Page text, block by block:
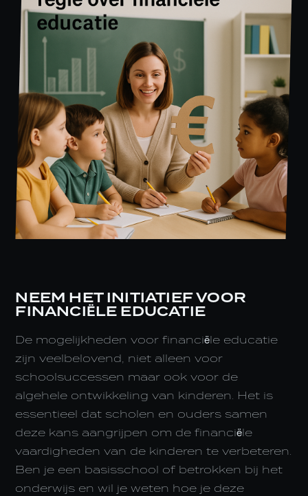
NEEM HET INITIATIEF VOOR
FINANCIËLE EDUCATIE
De mogelijkheden voor financiële educatie
zijn veelbelovend, niet alleen voor
schoolsuccessen maar ook voor de
algehele ontwikkeling van kinderen. Het is
essentieel dat scholen en ouders samen
deze kans aangrijpen om de financiële
vaardigheden van de kinderen te verbeteren.
Ben je een basisschool of betrokken bij het
onderwijs en wil je weten hoe je deze